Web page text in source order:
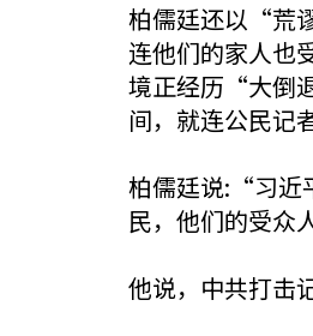
柏儒廷还以“荒
连他们的家人也
境正经历“大倒
间，就连公民记
柏儒廷说:“习近
民，他们的受众
他说，中共打击